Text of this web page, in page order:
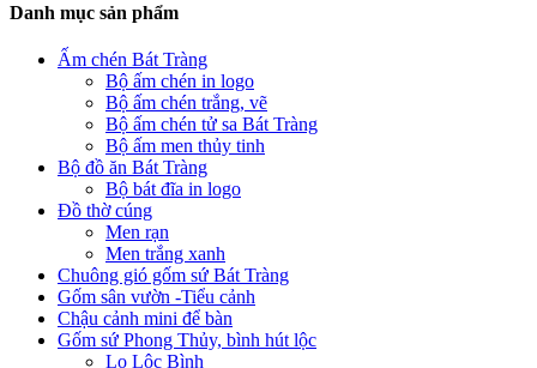
Danh mục sản phẩm
Ấm chén Bát Tràng
Bộ ấm chén in logo
Bộ ấm chén trắng, vẽ
Bộ ấm chén tử sa Bát Tràng
Bộ ấm men thủy tinh
Bộ đồ ăn Bát Tràng
Bộ bát đĩa in logo
Đồ thờ cúng
Men rạn
Men trắng xanh
Chuông gió gốm sứ Bát Tràng
Gốm sân vườn -Tiểu cảnh
Chậu cảnh mini để bàn
Gốm sứ Phong Thủy, bình hút lộc
Lọ Lộc Bình